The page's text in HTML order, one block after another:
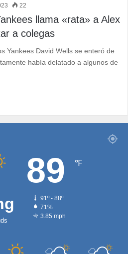
22
llama «rata» a Alex
a colegas
Yankees David Wells se enteró de
había delatado a algunos de
89 ℉
91º - 88º
71%
3.85 mph